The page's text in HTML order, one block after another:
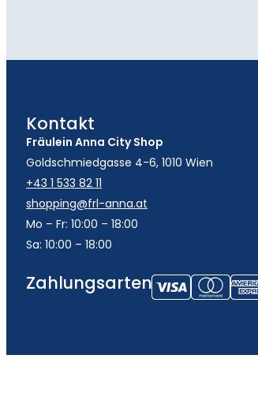
Kontakt
Fräulein Anna City Shop
Goldschmiedgasse 4-6, 1010 Wien
+43 1 533 82 11
shopping@frl-anna.at
Mo – Fr: 10:00 – 18:00
Sa: 10:00 – 18:00
Zahlungsarten